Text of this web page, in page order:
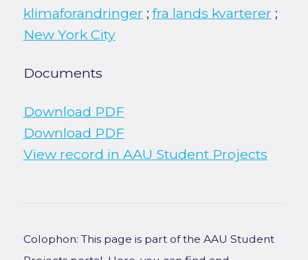
klimaforandringer ;fra lands kvarterer ;
New York City
Documents
Download PDF
Download PDF
View record in AAU Student Projects
Colophon: This page is part of the AAU Student